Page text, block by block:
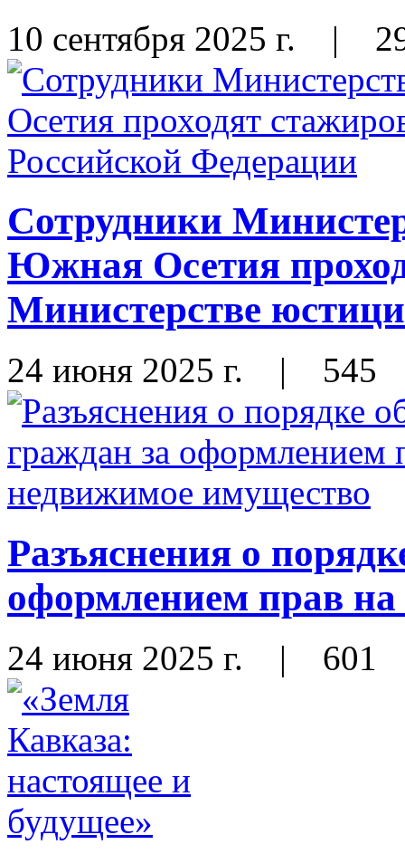
10 сентября 2025 г. |
Сотрудники
Южная Осетия
Министерстве
24 июня 2025 г. | 545
Разъяснения о
оформлением прав
24 июня 2025 г. | 601